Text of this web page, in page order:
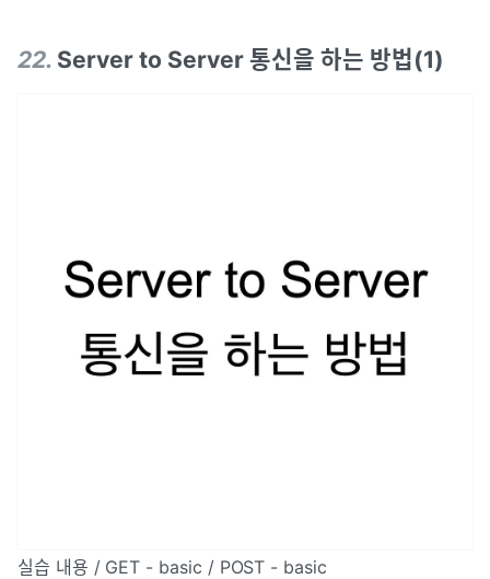
22. Server to Server 통신을 하는 방법(1)
실습 내용 / GET - basic / POST - basic